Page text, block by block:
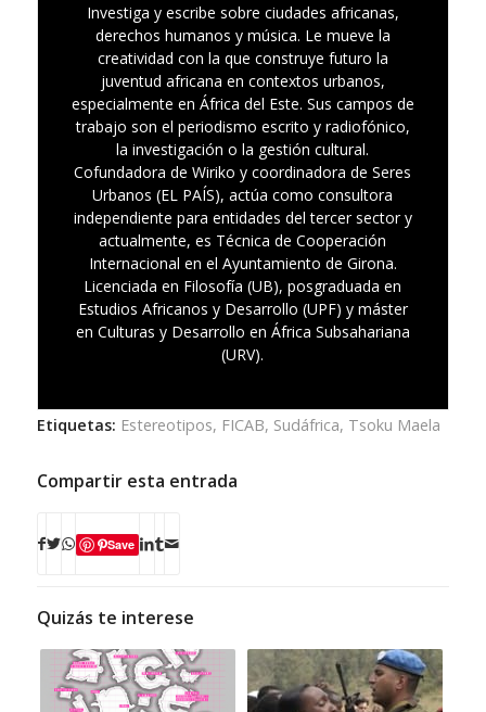
Investiga y escribe sobre ciudades africanas,
derechos humanos y música. Le mueve la
creatividad con la que construye futuro la
juventud africana en contextos urbanos,
especialmente en África del Este. Sus campos de
trabajo son el periodismo escrito y radiofónico,
la investigación o la gestión cultural.
Cofundadora de Wiriko y coordinadora de Seres
Urbanos (EL PAÍS), actúa como consultora
independiente para entidades del tercer sector y
actualmente, es Técnica de Cooperación
Internacional en el Ayuntamiento de Girona.
Licenciada en Filosofía (UB), posgraduada en
Estudios Africanos y Desarrollo (UPF) y máster
en Culturas y Desarrollo en África Subsahariana
(URV).
Etiquetas: Estereotipos, FICAB, Sudáfrica, Tsoku Maela
Compartir esta entrada
Save
Quizás te interese